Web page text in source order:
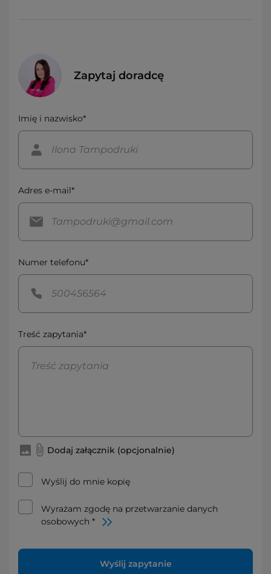
Zapytaj doradcę
Imię i nazwisko*
Adres e-mail*
Numer telefonu*
Treść zapytania*
Dodaj załącznik (opcjonalnie)
Wyślij do mnie kopię
Wyrażam zgodę na przetwarzanie danych
osobowych *
Wyślij zapytanie